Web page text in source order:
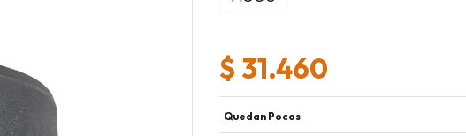
$ 31.460
Quedan Pocos